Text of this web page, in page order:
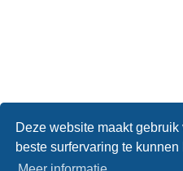
Deze website maakt
beste surfervaring te kunnen